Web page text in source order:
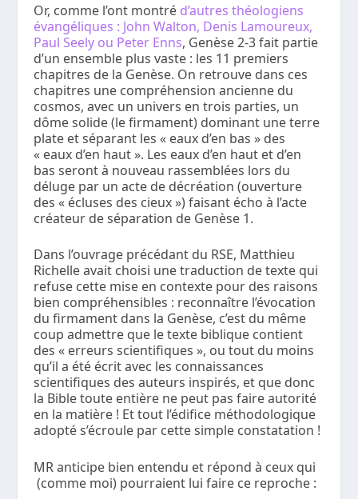
Or, comme l’ont montré d’autres théologiens
évangéliques : John Walton, Denis Lamoureux,
Paul Seely ou Peter Enns, Genèse 2-3 fait partie
d’un ensemble plus vaste : les 11 premiers
chapitres de la Genèse. On retrouve dans ces
chapitres une compréhension ancienne du
cosmos, avec un univers en trois parties, un
dôme solide (le firmament) dominant une terre
plate et séparant les « eaux d’en bas » des
« eaux d’en haut ». Les eaux d’en haut et d’en
bas seront à nouveau rassemblées lors du
déluge par un acte de décréation (ouverture
des « écluses des cieux ») faisant écho à l’acte
créateur de séparation de Genèse 1.
Dans l’ouvrage précédant du RSE, Matthieu
Richelle avait choisi une traduction de texte qui
refuse cette mise en contexte pour des raisons
bien compréhensibles : reconnaître l’évocation
du firmament dans la Genèse, c’est du même
coup admettre que le texte biblique contient
des « erreurs scientifiques », ou tout du moins
qu’il a été écrit avec les connaissances
scientifiques des auteurs inspirés, et que donc
la Bible toute entière ne peut pas faire autorité
en la matière ! Et tout l’édifice méthodologique
adopté s’écroule par cette simple constatation !
MR anticipe bien entendu et répond à ceux qui
(comme moi) pourraient lui faire ce reproche :